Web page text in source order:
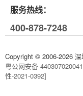
服务热线：
400-878-7248
Copyright © 2006-2026
粤公网安备
性-2021-0392]